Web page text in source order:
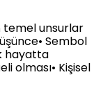
temel unsurlar
Sembol
hayatta
olması• Kişisel